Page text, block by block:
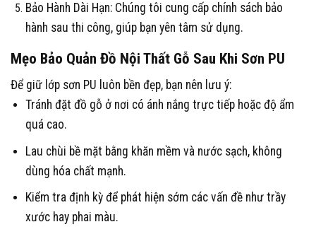
Bảo Hành Dài Hạn: Chúng tôi cung cấp chính sách bảo
hành sau thi công, giúp bạn yên tâm sử dụng.
Mẹo Bảo Quản Đồ Nội Thất Gỗ Sau Khi Sơn PU
Để giữ lớp sơn PU luôn bền đẹp, bạn nên lưu ý:
Tránh đặt đồ gỗ ở nơi có ánh nắng trực tiếp hoặc độ ẩm
quá cao.
Lau chùi bề mặt bằng khăn mềm và nước sạch, không
dùng hóa chất mạnh.
Kiểm tra định kỳ để phát hiện sớm các vấn đề như trầy
xước hay phai màu.